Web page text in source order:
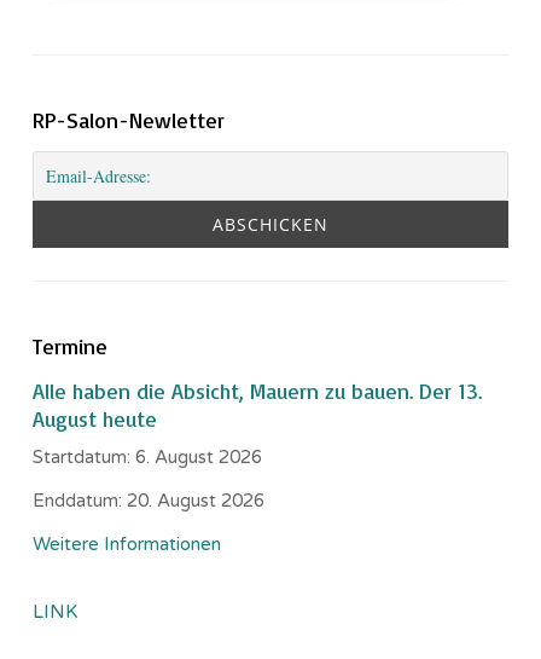
RP-Salon-Newletter
Termine
Alle haben die Absicht, Mauern zu bauen. Der 13.
August heute
Startdatum: 6. August 2026
Enddatum: 20. August 2026
Weitere Informationen
LINK